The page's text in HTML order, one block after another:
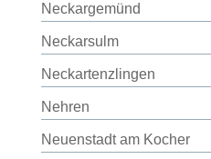
Neckargemünd
Neckarsulm
Neckartenzlingen
Nehren
Neuenstadt am Kocher